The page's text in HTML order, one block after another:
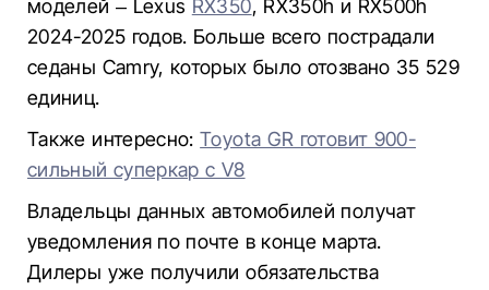
моделей – Lexus RX350, RX350h и RX500h
2024-2025 годов. Больше всего пострадали
седаны Camry, которых было отозвано 35 529
единиц.
Также интересно:Toyota GR готовит 900-
сильный суперкар с V8
Владельцы данных автомобилей получат
уведомления по почте в конце марта.
Дилеры уже получили обязательства